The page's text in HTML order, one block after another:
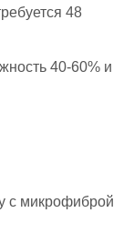
48
40-60% и
с микрофиброй